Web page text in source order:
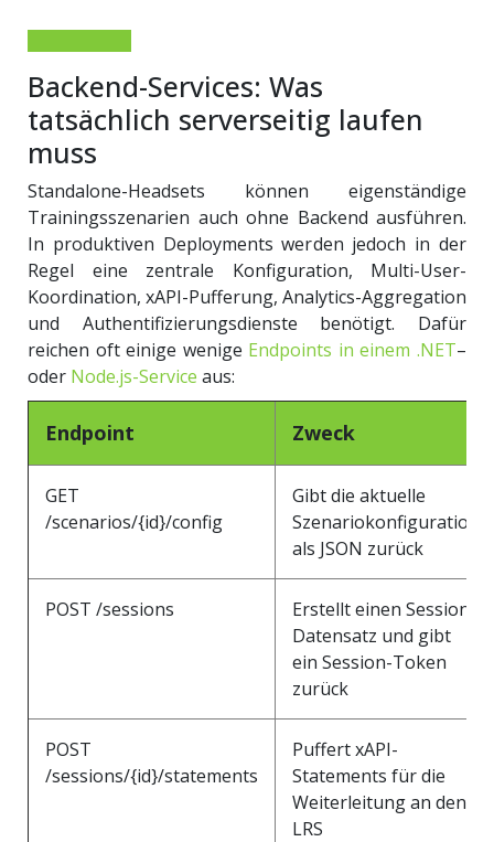
Backend-Services: Was
tatsächlich serverseitig laufen
muss
Standalone-Headsets können eigenständige
Trainingsszenarien auch ohne Backend ausführen.
In produktiven Deployments werden jedoch in der
Regel eine zentrale Konfiguration, Multi-User-
Koordination, xAPI-Pufferung, Analytics-Aggregation
und Authentifizierungsdienste benötigt. Dafür
reichen oft einige wenige Endpoints in einem .NET–
oder Node.js-Service aus:
Endpoint Zweck
GET
/scenarios/{id}/config
Gibt die aktuelle
Szenariokonfiguration
als JSON zurück
POST /sessions
Erstellt einen Session-
Datensatz und gibt
ein Session-Token
zurück
POST
/sessions/{id}/statements
Puffert xAPI-
Statements für die
Weiterleitung an den
LRS